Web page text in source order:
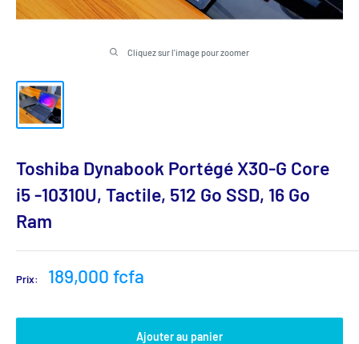
Cliquez sur l'image pour zoomer
Toshiba Dynabook Portégé X30-G Core
i5 -10310U, Tactile, 512 Go SSD, 16 Go
Ram
Prix:
Prix
189,000 fcfa
Ajouter au panier